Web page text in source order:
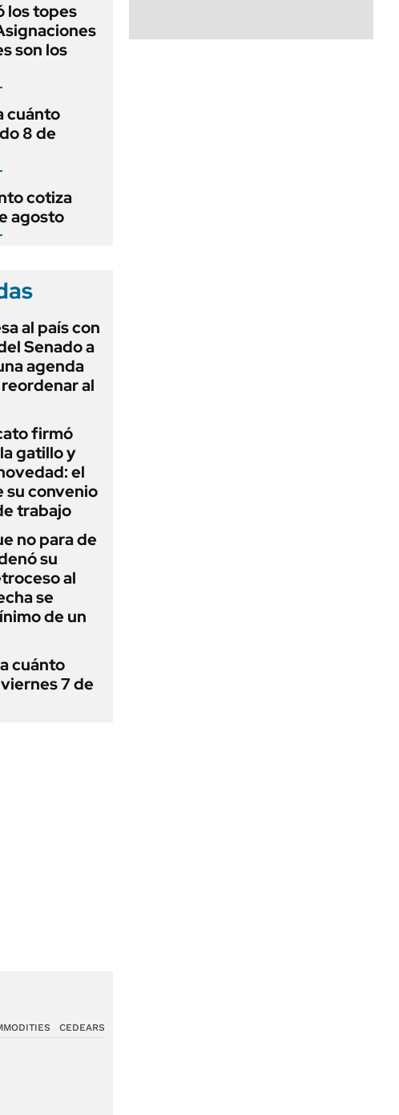
los topes
son los
cuánto
8 de
cotiza
agosto
al país con
Senado a
agenda
al
firmó
gatillo y
el
su convenio
trabajo
no para de
su
al
se
de un
cuánto
7 de
CEDEARS